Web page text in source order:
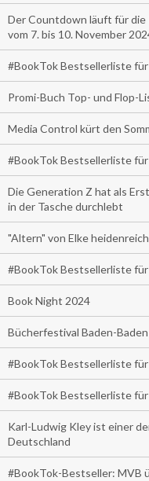
Der Countdown läuft für die
vom 7. bis 10. November
#BookTok Bestsellerliste
Promi-Buch Top- und Flop-
Media Control kürt den
#BookTok Bestsellerliste
Die Generation Z hat als
in der Tasche durchlebt
"Altern" von Elke heidenreich
#BookTok Bestsellerliste
Book Night 2024
Bücherfestival Baden-
#BookTok Bestsellerliste
#BookTok Bestsellerliste
Karl-Ludwig Kley ist einer
Deutschland
#BookTok-Bestseller: MVB